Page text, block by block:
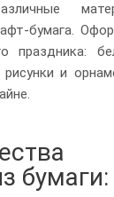
бумага.
праздника:
рисунки и
бумаги: